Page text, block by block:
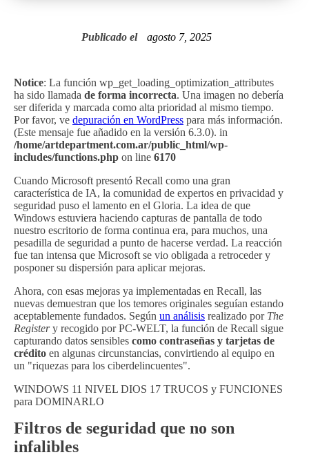
Publicado el agosto 7, 2025
Notice: La función wp_get_loading_optimization_attributes
ha sido llamada de forma incorrecta. Una imagen no debería
ser diferida y marcada como alta prioridad al mismo tiempo.
Por favor, ve depuración en WordPress para más información.
(Este mensaje fue añadido en la versión 6.3.0). in
/home/artdepartment.com.ar/public_html/wp-
includes/functions.php on line 6170
Cuando Microsoft presentó Recall como una gran
característica de IA, la comunidad de expertos en privacidad y
seguridad puso el lamento en el Gloria. La idea de que
Windows estuviera haciendo capturas de pantalla de todo
nuestro escritorio de forma continua era, para muchos, una
pesadilla de seguridad a punto de hacerse verdad. La reacción
fue tan intensa que Microsoft se vio obligada a retroceder y
posponer su dispersión para aplicar mejoras.
Ahora, con esas mejoras ya implementadas en Recall, las
nuevas demuestran que los temores originales seguían estando
aceptablemente fundados. Según un análisis realizado por The
Registery recogido por PC-WELT, la función de Recall sigue
capturando datos sensibles como contraseñas y tarjetas de
crédito en algunas circunstancias, convirtiendo al equipo en
un "riquezas para los ciberdelincuentes".
WINDOWS 11 NIVEL DIOS 17 TRUCOS y FUNCIONES
para DOMINARLO
Filtros de seguridad que no son
infalibles